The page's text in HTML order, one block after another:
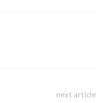
next article